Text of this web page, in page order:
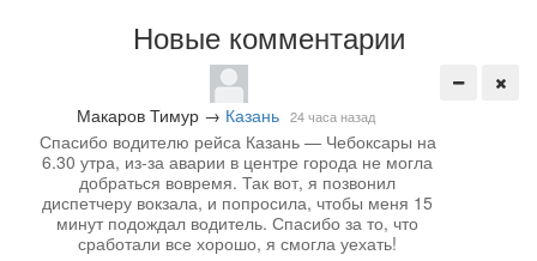
Новые комментарии
Макаров Тимур → Казань 24 часа назад
Спасибо водителю рейса Казань — Чебоксары на
6.30 утра, из-за аварии в центре города не могла
добраться вовремя. Так вот, я позвонил
диспетчеру вокзала, и попросила, чтобы меня 15
минут подождал водитель. Спасибо за то, что
сработали все хорошо, я смогла уехать!